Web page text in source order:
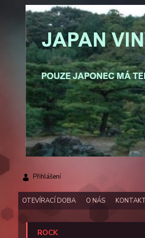
OTEVÍRACÍ DOBA O NÁS
Přihlášení
ROCK